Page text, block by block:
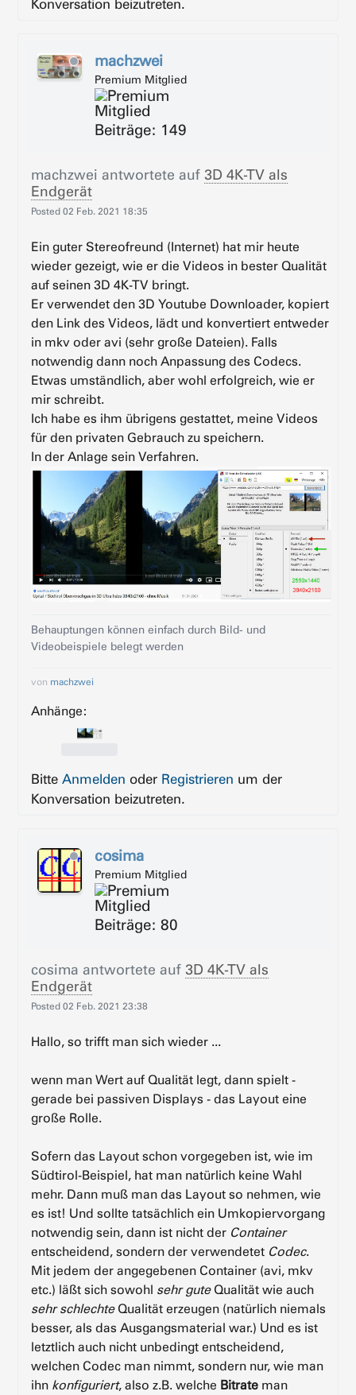
Konversation beizutreten.
machzwei
Premium Mitglied
Beiträge: 149
machzwei antwortete auf3D 4K-TV als
Endgerät
Posted02 Feb. 2021 18:35
Ein guter Stereofreund (Internet) hat mir heute
wieder gezeigt, wie er die Videos in bester Qualität
auf seinen 3D 4K-TV bringt.
Er verwendet den 3D Youtube Downloader, kopiert
den Link des Videos, lädt und konvertiert entweder
in mkv oder avi (sehr große Dateien). Falls
notwendig dann noch Anpassung des Codecs.
Etwas umständlich, aber wohl erfolgreich, wie er
mir schreibt.
Ich habe es ihm übrigens gestattet, meine Videos
für den privaten Gebrauch zu speichern.
In der Anlage sein Verfahren.
Behauptungen können einfach durch Bild- und
Videobeispiele belegt werden
von machzwei
Anhänge:
BitteAnmelden oder Registrieren um der
Konversation beizutreten.
cosima
Premium Mitglied
Beiträge: 80
cosima antwortete auf3D 4K-TV als
Endgerät
Posted02 Feb. 2021 23:38
Hallo, so trifft man sich wieder ...
wenn man Wert auf Qualität legt, dann spielt -
gerade bei passiven Displays - das Layout eine
große Rolle.
Sofern das Layout schon vorgegeben ist, wie im
Südtirol-Beispiel, hat man natürlich keine Wahl
mehr. Dann muß man das Layout so nehmen, wie
es ist! Und sollte tatsächlich ein Umkopiervorgang
notwendig sein, dann ist nicht der Container
entscheidend, sondern der verwendetet Codec.
Mit jedem der angegebenen Container (avi, mkv
etc.) läßt sich sowohl sehr guteQualität wie auch
sehr schlechteQualität erzeugen (natürlich niemals
besser, als das Ausgangsmaterial war.) Und es ist
letztlich auch nicht unbedingt entscheidend,
welchen Codec man nimmt, sondern nur, wie man
ihn konfiguriert, also z.B. welche Bitrate man